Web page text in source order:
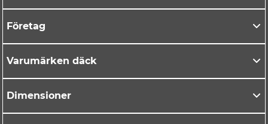
Företag
Varumärken däck
Dimensioner